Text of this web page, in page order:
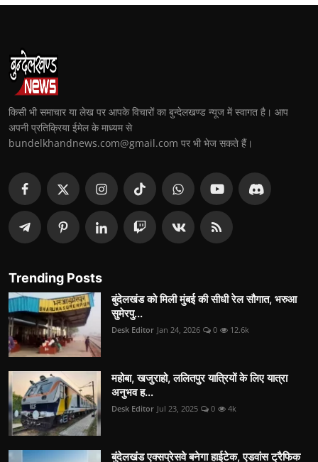
किसी भी समाचार या लेख पर आपके विचारों का बुन्देलखण्ड न्यूज में स्वागत है। आप
अपनी प्रतिक्रिया ईमेल के माध्यम से
bundelkhandnews.com@gmail.com पर भी भेज सकते हैं।
Trending Posts
बुंदेलखंड को मिली मुंबई की सीधी रेल सौगात, भरुआ
सुमेरपु...
Desk Editor Jan 24, 2026 0 12.6k
महोबा, खजुराहो, ललितपुर यात्रियों के लिए यात्रा
अनुभव ह...
Desk Editor Jul 23, 2025 0 4k
बुंदेलखंड एक्सप्रेसवे बनेगा हाईटेक, एडवांस ट्रैफिक